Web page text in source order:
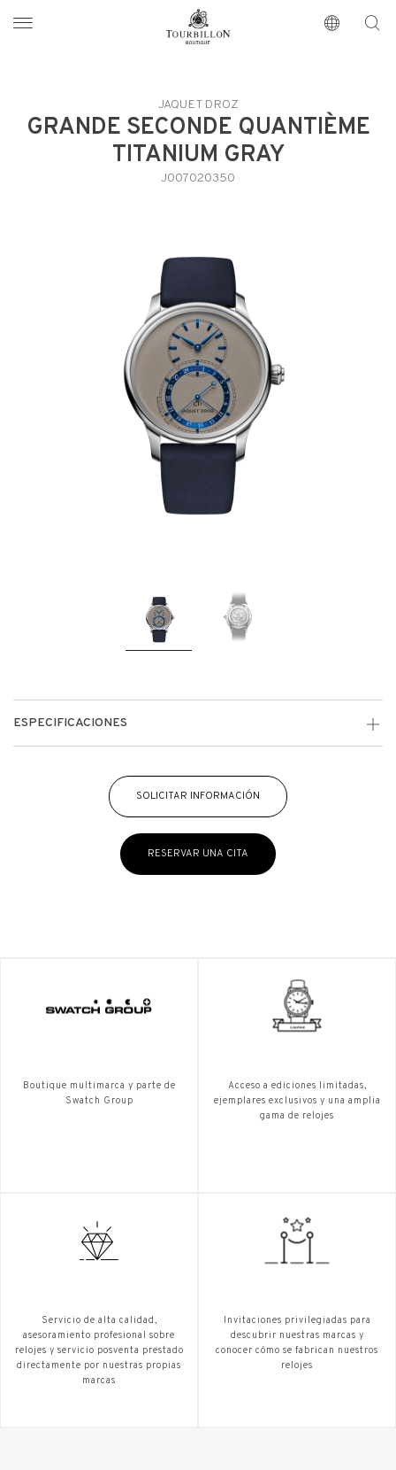
https://www.tourbillon.com/es
JAQUET DROZ
GRANDE SECONDE QUANTIÈME
TITANIUM GRAY
J007020350
ESPECIFICACIONES
SOLICITAR INFORMACIÓN
RESERVAR UNA CITA
Boutique multimarca y parte de
Swatch Group
Acceso a ediciones limitadas,
ejemplares exclusivos y una amplia
gama de relojes
Servicio de alta calidad,
asesoramiento profesional sobre
relojes y servicio posventa prestado
directamente por nuestras propias
marcas
Invitaciones privilegiadas para
descubrir nuestras marcas y
conocer cómo se fabrican nuestros
relojes